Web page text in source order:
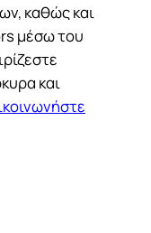
καθώς και
μέσω του
και